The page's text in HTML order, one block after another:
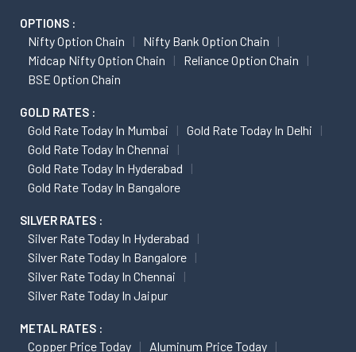
OPTIONS :
Nifty Option Chain
Nifty Bank Option Chain
Midcap Nifty Option Chain
Reliance Option Chain
BSE Option Chain
GOLD RATES :
Gold Rate Today In Mumbai
Gold Rate Today In Delhi
Gold Rate Today In Chennai
Gold Rate Today In Hyderabad
Gold Rate Today In Bangalore
SILVER RATES :
Silver Rate Today In Hyderabad
Silver Rate Today In Bangalore
Silver Rate Today In Chennai
Silver Rate Today In Jaipur
METAL RATES :
Copper Price Today
Aluminum Price Today